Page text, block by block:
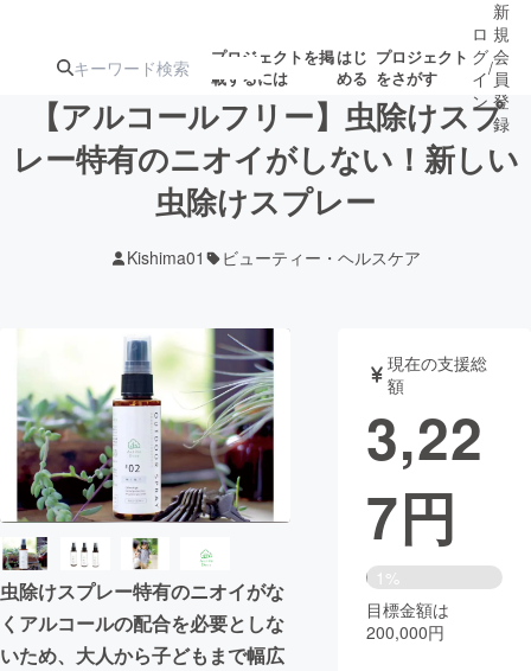
プロジェクトを掲
載するには
はじ
める
プロジェクト
をさがす
注目のリ 注目の新着プロ
ジェクト
募集終了が近いプ
テクノロジー・ガジェット
映像・映画 書籍・雑誌
ビジネス・起業 チャレンジ
まちづくり・地域活性化
CAMPFIRE for Social Good
CAMPFIRE Creation
ロ
グ
イ
ン
/
新
規
会
員
登
録
【アルコールフリー】虫除けスプ
レー特有のニオイがしない！新しい
虫除けスプレー
Kishima01 ビューティー・ヘルスケア
虫除けスプレー特有のニオイがな
くアルコールの配合を必要としな
いため、大人から子どもまで幅広
現在の支援総
額
3,22
7円
1%
目標金額は
200,000円